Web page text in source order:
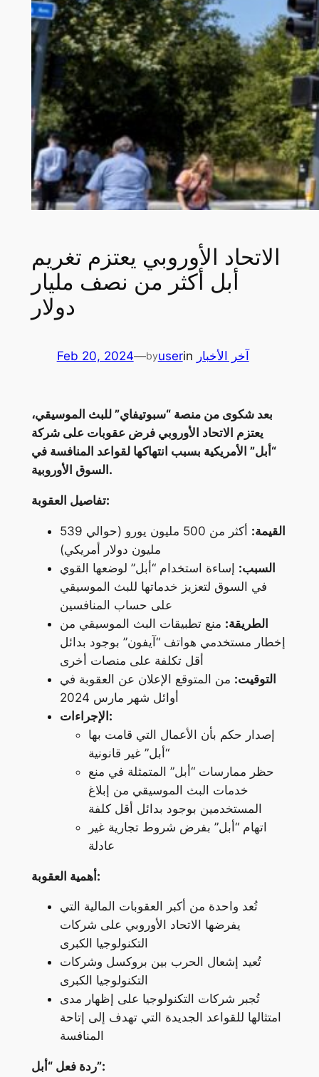
الاتحاد الأوروبي يعتزم تغريم
أبل أكثر من نصف مليار
دولار
Feb 20, 2024—byuserin آخر الأخبار
بعد شكوى من منصة “سبوتيفاي” للبث الموسيقي،
يعتزم الاتحاد الأوروبي فرض عقوبات على شركة
“أبل” الأمريكية بسبب انتهاكها لقواعد المنافسة في
السوق الأوروبية.
تفاصيل العقوبة:
القيمة:
أكثر من 500 مليون يورو (حوالي 539
مليون دولار أمريكي)
السبب: إساءة استخدام “أبل” لوضعها القوي
في السوق لتعزيز خدماتها للبث الموسيقي
على حساب المنافسين
الطريقة: منع تطبيقات البث الموسيقي من
إخطار مستخدمي هواتف “آيفون” بوجود بدائل
أقل تكلفة على منصات أخرى
التوقيت: من المتوقع الإعلان عن العقوبة في
أوائل شهر مارس 2024
الإجراءات:
إصدار حكم بأن الأعمال التي قامت بها
“أبل” غير قانونية
حظر ممارسات “أبل” المتمثلة في منع
خدمات البث الموسيقي من إبلاغ
المستخدمين بوجود بدائل أقل كلفة
اتهام “أبل” بفرض شروط تجارية غير
عادلة
أهمية العقوبة:
تُعد واحدة من أكبر العقوبات المالية التي
يفرضها الاتحاد الأوروبي على شركات
التكنولوجيا الكبرى
تُعيد إشعال الحرب بين بروكسل وشركات
التكنولوجيا الكبرى
تُجبر شركات التكنولوجيا على إظهار مدى
امتثالها للقواعد الجديدة التي تهدف إلى إتاحة
المنافسة
ردة فعل “أبل”: